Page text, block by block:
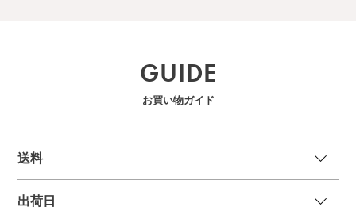
GUIDE
お買い物ガイド
送料
出荷日